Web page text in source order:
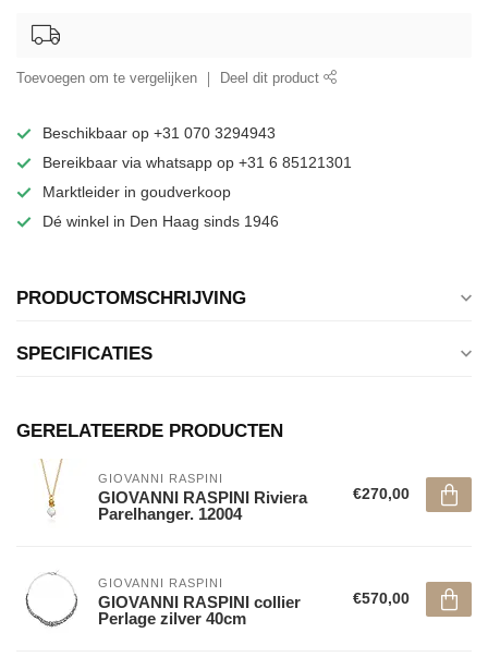
Toevoegen om te vergelijken Deel dit product
Beschikbaar op +31 070 3294943
Bereikbaar via whatsapp op +31 6 85121301
Marktleider in goudverkoop
Dé winkel in Den Haag sinds 1946
PRODUCTOMSCHRIJVING
SPECIFICATIES
GERELATEERDE PRODUCTEN
GIOVANNI RASPINI
GIOVANNI RASPINI Riviera
Parelhanger. 12004
€270,00
GIOVANNI RASPINI
GIOVANNI RASPINI collier
Perlage zilver 40cm
€570,00